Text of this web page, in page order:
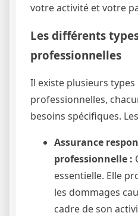
votre activité et votre
Les différents
professionnelles
Il existe plusieurs types
professionnelles,
besoins spécifiques.
Assurance
professionnelle :
essentielle. Elle
les dommages
cadre de son